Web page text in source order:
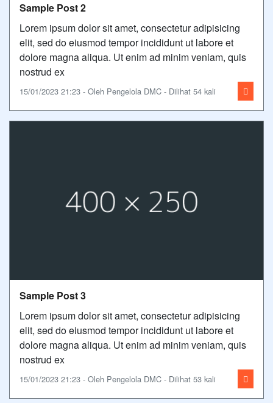
Sample Post 2
Lorem ipsum dolor sit amet, consectetur adipisicing
elit, sed do eiusmod tempor incididunt ut labore et
dolore magna aliqua. Ut enim ad minim veniam, quis
nostrud ex
15/01/2023 21:23 - Oleh Pengelola DMC - Dilihat 54 kali
Sample Post 3
Lorem ipsum dolor sit amet, consectetur adipisicing
elit, sed do eiusmod tempor incididunt ut labore et
dolore magna aliqua. Ut enim ad minim veniam, quis
nostrud ex
15/01/2023 21:23 - Oleh Pengelola DMC - Dilihat 53 kali